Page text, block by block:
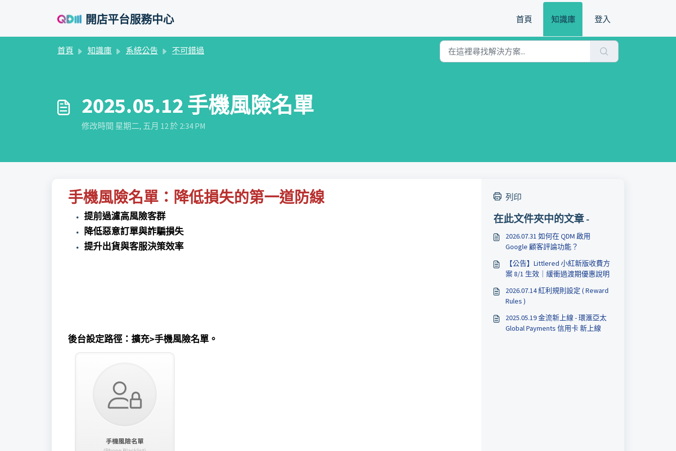
開店平台服務中心 首頁 知識庫 登入
首頁 知識庫 系統公告 不可錯過
2025.05.12 手機風險名單
修改時間 星期二, 五月 12 於 2:34 PM
手機風險名單：降低損失的第一道防線
提前過濾高風險客群
降低惡意訂單與詐騙損失
提升出貨與客服決策效率
後台設定路徑：擴充>手機風險名單。
列印
在此文件夾中的文章 -
2026.07.31 如何在 QDM 啟用
Google 顧客評論功能？
【公告】Littlered 小紅新版收費方
案 8/1 生效｜緩衝過渡期優惠說明
2026.07.14 紅利規則設定 ( Reward
Rules )
2025.05.19 金流新上線 - 環滙亞太
Global Payments 信用卡 新上線